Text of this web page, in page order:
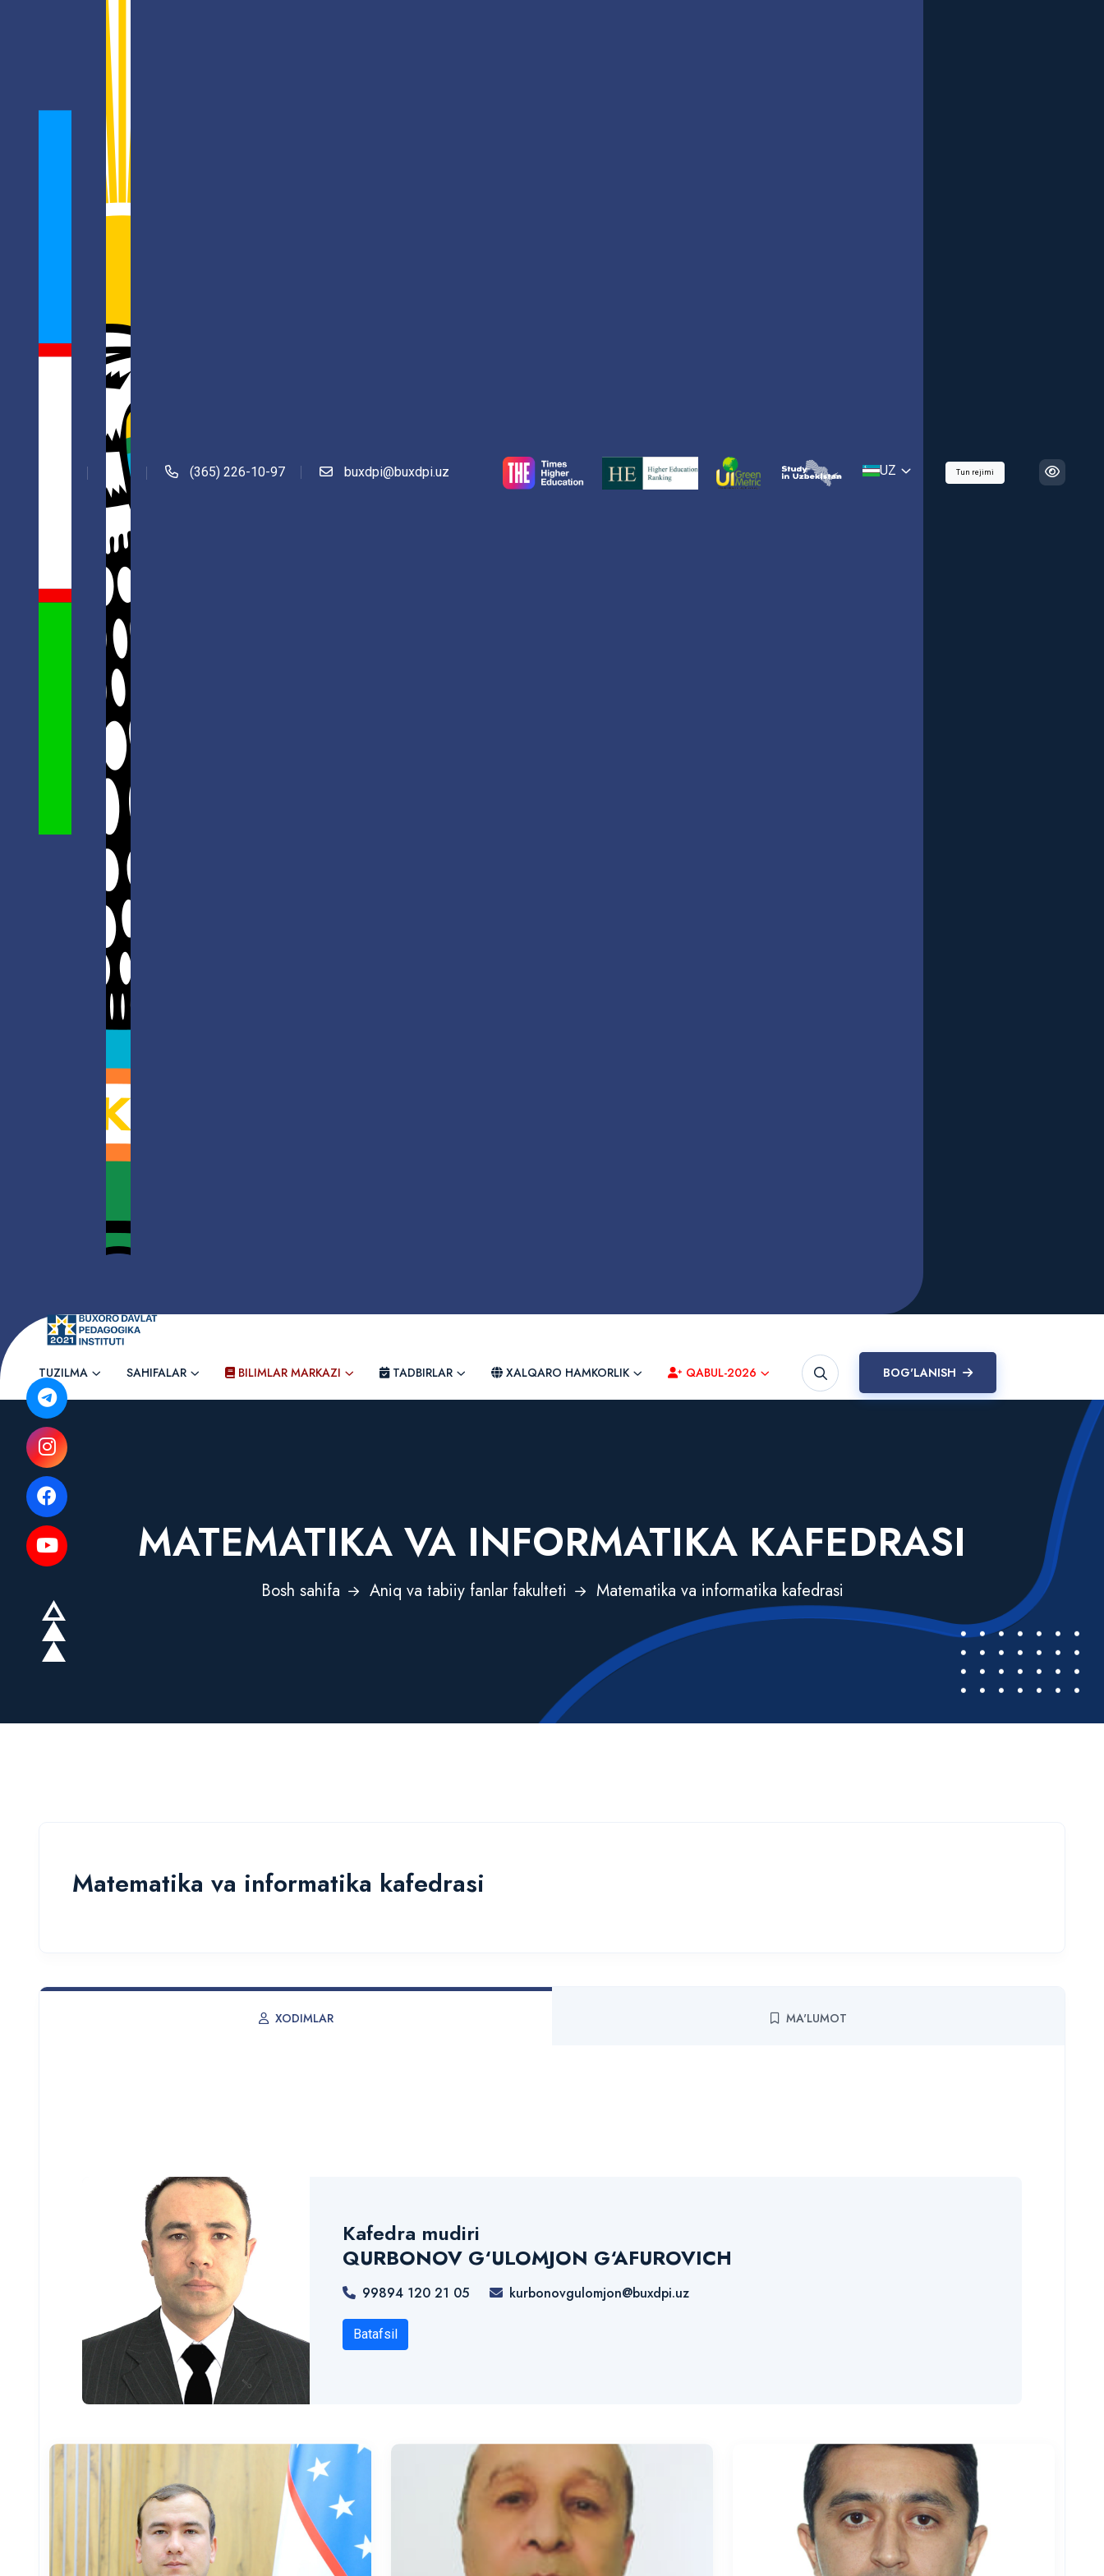
(365) 226-10-97 buxdpi@buxdpi.uz UZ Tun rejimi
TUZILMA SAHIFALAR BILIMLAR MARKAZI TADBIRLAR XALQARO HAMKORLIK QABUL-2026 BOG'LANISH
MATEMATIKA VA INFORMATIKA KAFEDRASI
Bosh sahifa Aniq va tabiiy fanlar fakulteti Matematika va informatika kafedrasi
Matematika va informatika kafedrasi
XODIMLAR MA'LUMOT
Kafedra mudiri
QURBONOV G‘ULOMJON G‘AFUROVICH
99894 120 21 05 kurbonovgulomjon@buxdpi.uz
Batafsil